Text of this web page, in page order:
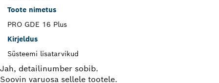
Toote nimetus
PRO GDE 16 Plus
Kirjeldus
Süsteemi lisatarvikud
Jah, detailinumber sobib.
Soovin varuosa sellele tootele.